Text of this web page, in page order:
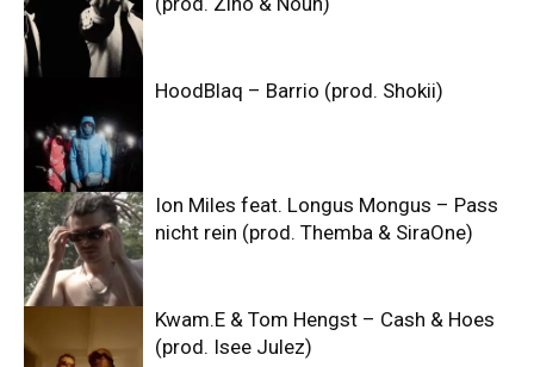
HoodBlaq – Barrio (prod. Shokii)
Ion Miles feat. Longus Mongus – Pass
nicht rein (prod. Themba & SiraOne)
Kwam.E & Tom Hengst – Cash & Hoes
(prod. Isee Julez)